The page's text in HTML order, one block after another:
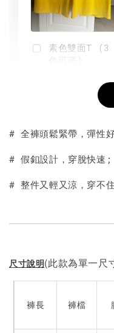
素色雙面T (3
# 全褲頭鬆緊帶，彈性
# 假釦設計，穿脫快速;
# 整件又輕又涼，穿不
尺寸說明(此款為單一尺
褲長 褲檔